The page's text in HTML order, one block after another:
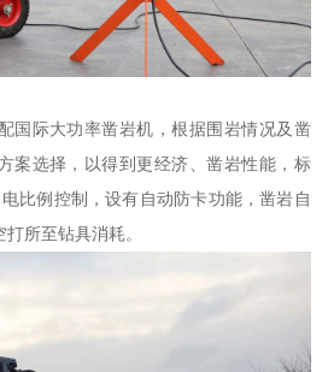
国际大功率凿岩机，根据围岩情况及凿
案选择，以得到更经济、凿岩性能，标
比例控制，设有自动防卡功能，凿岩自
所至钻具消耗。